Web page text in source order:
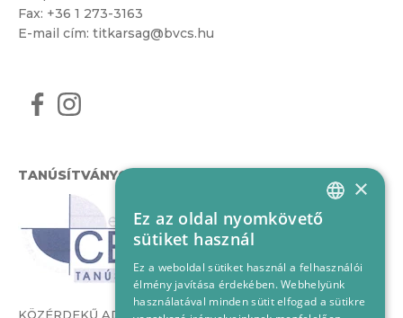
Fax: +36 1 273-3163
E-mail cím: titkarsag@bvcs.hu
TANÚSÍTVÁNYOK
KÖZÉRDEKŰ ADATOK
HUNGARIAN
×
Ez az oldal nyomkövető
sütiket használ
Ez a weboldal sütiket használ a felhasználói
élmény javítása érdekében. Webhelyünk
használatával minden sütit elfogad a sütikre